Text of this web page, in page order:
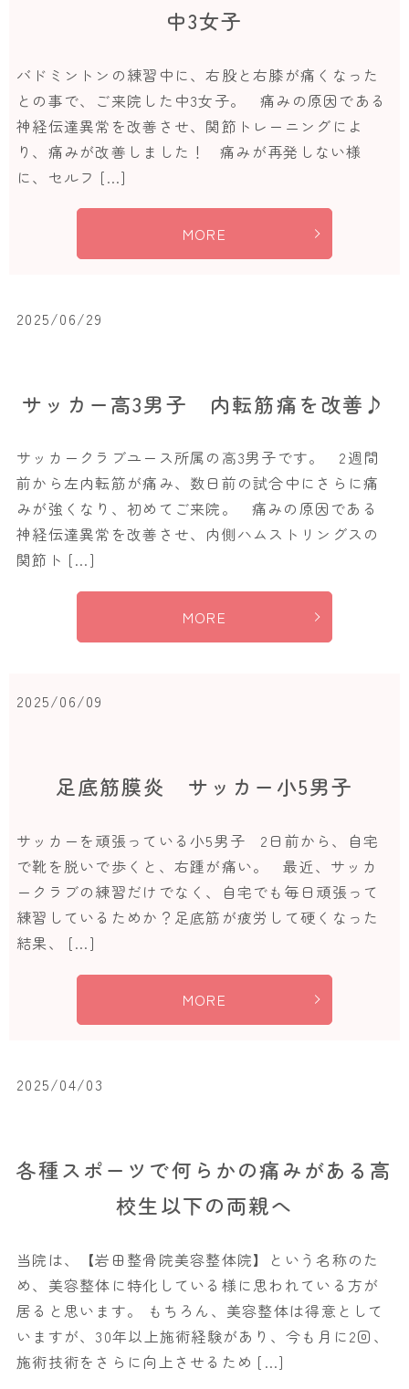
中3女子
バドミントンの練習中に、右股と右膝が痛くなった
との事で、ご来院した中3女子。 痛みの原因である
神経伝達異常を改善させ、関節トレーニングによ
り、痛みが改善しました！ 痛みが再発しない様
に、セルフ […]
MORE
2025/06/29
サッカー高3男子 内転筋痛を改善♪
サッカークラブユース所属の高3男子です。 2週間
前から左内転筋が痛み、数日前の試合中にさらに痛
みが強くなり、初めてご来院。 痛みの原因である
神経伝達異常を改善させ、内側ハムストリングスの
関節ト […]
MORE
2025/06/09
足底筋膜炎 サッカー小5男子
サッカーを頑張っている小5男子 2日前から、自宅
で靴を脱いで歩くと、右踵が痛い。 最近、サッカ
ークラブの練習だけでなく、自宅でも毎日頑張って
練習しているためか？足底筋が疲労して硬くなった
結果、 […]
MORE
2025/04/03
各種スポーツで何らかの痛みがある高
校生以下の両親へ
当院は、【岩田整骨院美容整体院】という名称のた
め、美容整体に特化している様に思われている方が
居ると思います。 もちろん、美容整体は得意として
いますが、30年以上施術経験があり、今も月に2回、
施術技術をさらに向上させるため […]